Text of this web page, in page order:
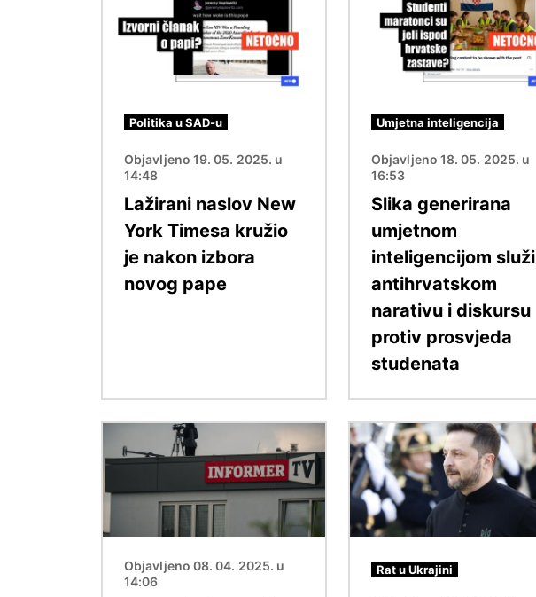
Politika u SAD-u
Objavljeno 19. 05. 2025. u
14:48
Lažirani naslov New
York Timesa kružio
je nakon izbora
novog pape
Umjetna inteligencija
Objavljeno 18. 05. 2025. u
16:53
Slika generirana
umjetnom
inteligencijom služi
antihrvatskom
narativu i diskursu
protiv prosvjeda
studenata
Objavljeno 08. 04. 2025. u
14:06
Slika
Rat u Ukrajini